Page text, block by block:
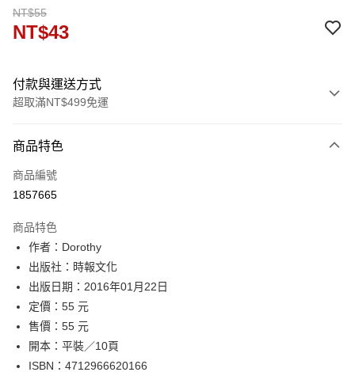
NT$55
NT$43
付款與運送方式
超取滿NT$499免運
信用卡一次付款
ATM付款
運送方式
付款後全家取貨
每筆NT$60，滿NT$499(含以上)免運費
付款後7-11取貨
每筆NT$60，滿NT$499(含以上)免運費
宅配
每筆NT$100，滿NT$499(含以上)免運費
商品特色
商品編號
1857665
商品特色
作者：Dorothy
出版社：時報文化
出版日期：2016年01月22日
定價：55 元
售價：55 元
開本：平裝／10頁
ISBN：4712966620166